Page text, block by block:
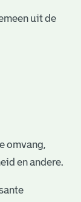
uit de
omvang,
en andere.